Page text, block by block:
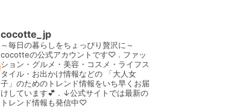
cocotte_jp
～毎日の暮らしをちょっぴり贅沢に～
cocotteの公式アカウントです♡ . ファッ
ション・グルメ・美容・コスメ・ライフス
タイル・お出かけ情報などの 「大人女
子」のためのトレンド情報をいち早くお届
けしています💕 . ↓公式サイトでは最新の
トレンド情報も発信中♡